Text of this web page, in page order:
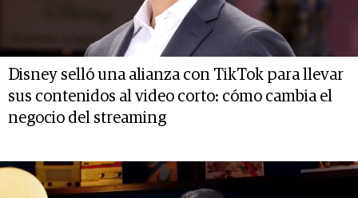
Disney selló una alianza con TikTok para llevar
sus contenidos al video corto: cómo cambia el
negocio del streaming